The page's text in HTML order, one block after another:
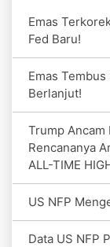
Emas
Fed Baru!
Emas
Berlanjut!
Trump Ancam
Rencananya
ALL-TIME
US NFP
Data US NFP